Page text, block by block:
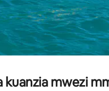
kuanzia mwezi